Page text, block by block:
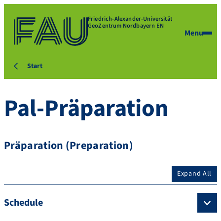
Friedrich-Alexander-Universität
GeoZentrum Nordbayern EN
Menu
Start
Pal-Präparation
Präparation (Preparation)
Expand All
Schedule